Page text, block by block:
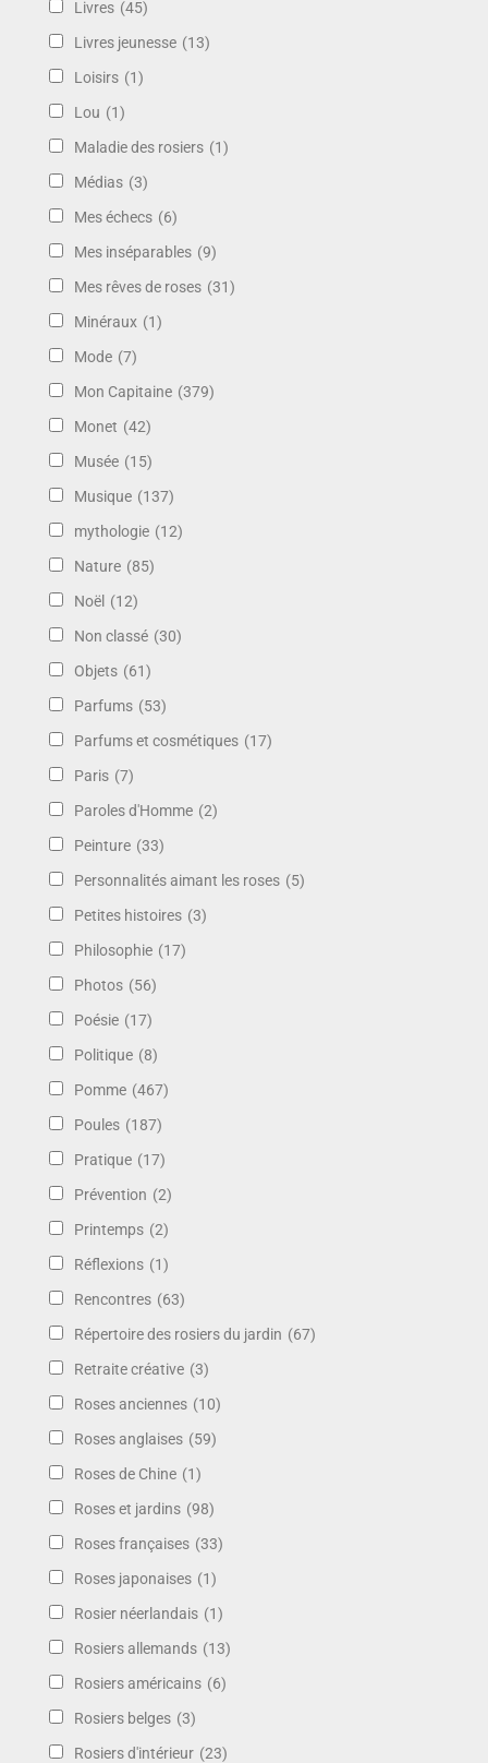
Livres (45)
Livres jeunesse (13)
Loisirs (1)
Lou (1)
Maladie des rosiers (1)
Médias (3)
Mes échecs (6)
Mes inséparables (9)
Mes rêves de roses (31)
Minéraux (1)
Mode (7)
Mon Capitaine (379)
Monet (42)
Musée (15)
Musique (137)
mythologie (12)
Nature (85)
Noël (12)
Non classé (30)
Objets (61)
Parfums (53)
Parfums et cosmétiques (17)
Paris (7)
Paroles d'Homme (2)
Peinture (33)
Personnalités aimant les roses (5)
Petites histoires (3)
Philosophie (17)
Photos (56)
Poésie (17)
Politique (8)
Pomme (467)
Poules (187)
Pratique (17)
Prévention (2)
Printemps (2)
Réflexions (1)
Rencontres (63)
Répertoire des rosiers du jardin (67)
Retraite créative (3)
Roses anciennes (10)
Roses anglaises (59)
Roses de Chine (1)
Roses et jardins (98)
Roses françaises (33)
Roses japonaises (1)
Rosier néerlandais (1)
Rosiers allemands (13)
Rosiers américains (6)
Rosiers belges (3)
Rosiers d'intérieur (23)